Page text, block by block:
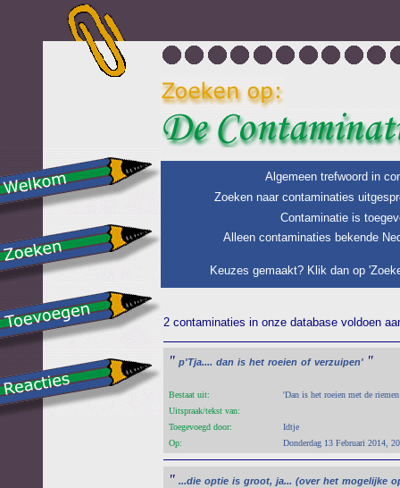
Algemeen trefwoord in
Zoeken naar contaminaties
Contaminatie is
Alleen contaminaties bekende
Keuzes gemaakt? Klik dan op
2 contaminaties in onze database voldoen
" p'Tja.... dan is het roeien of verzuipen' "
Bestaat uit:
'Dan is het roeien met de
Uitspraak/tekst van:
Toegevoegd door:
Idtje
Op:
Donderdag 13 Februari 2014,
" ...die optie is groot, ja... (over het mogelijke